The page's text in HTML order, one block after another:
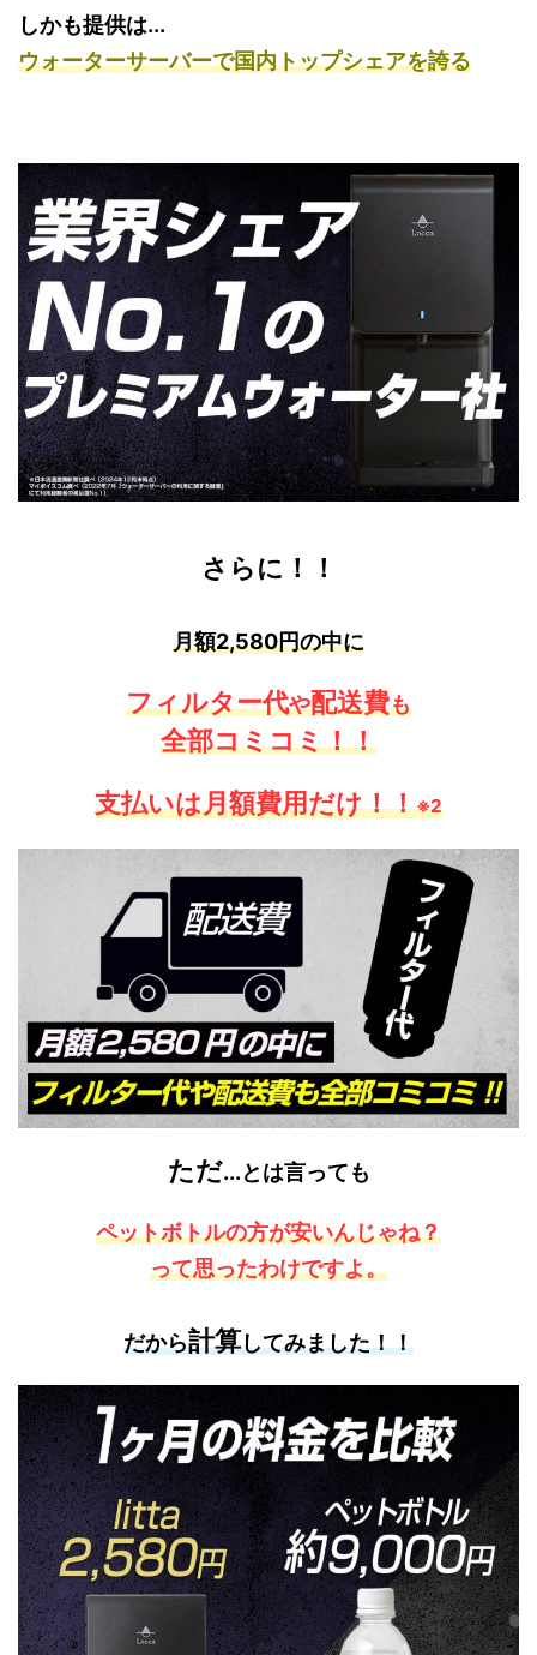
しかも提供は...
ウォーターサーバーで国内トップシェアを誇る
さらに！！
月額2,580円の中に
フィルター代や配送費も
全部コミコミ！！
支払いは月額費用だけ！！※2
ただ...とは言っても
ペットボトルの方が安いんじゃね？
って思ったわけですよ。
だから計算してみました！！